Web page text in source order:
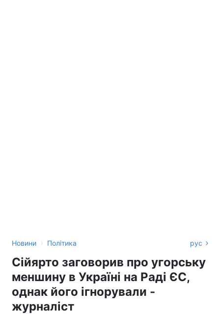
Новини › Політика рус
Сійярто заговорив про угорську
меншину в Україні на Раді ЄС,
однак його ігнорували -
журналіст